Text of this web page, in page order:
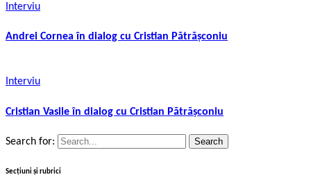
Interviu
Andrei Cornea în dialog cu Cristian Pătrășconiu
Interviu
Cristian Vasile în dialog cu Cristian Pătrășconiu
Search for:
Secțiuni și rubrici